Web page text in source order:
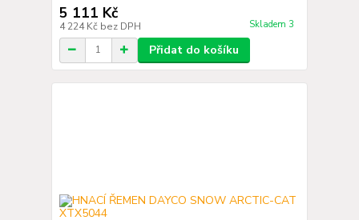
5 111 Kč
4 224 Kč bez DPH Skladem 3
Přidat do košíku